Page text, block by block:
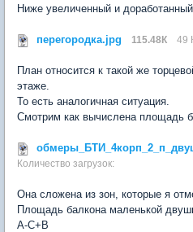
Ниже увеличенный и
перегородка.jpg 115.48К 49
План относится к такой же
этаже.
То есть аналогичная ситуация.
Смотрим как вычислена площадь
Количество загрузок:
Она сложена из зон, которые я
Площадь балкона маленькой
А-С+В